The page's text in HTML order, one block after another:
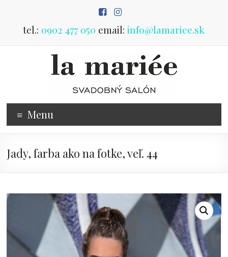
tel.: 0902 477 050 email:info@lamariee.sk
Predaj
svadobných
šiat
Poprad
Menu
Jady, farba ako na fotke, veľ. 44